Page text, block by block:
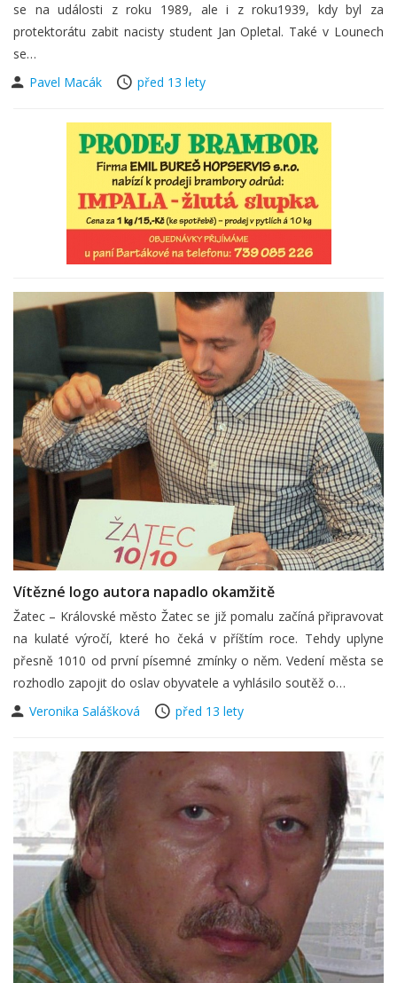
se na události z roku 1989, ale i z roku1939, kdy byl za
protektorátu zabit nacisty student Jan Opletal. Také v Lounech
se…
Pavel Macák
před 13 lety
Vítězné logo autora napadlo okamžitě
Žatec – Královské město Žatec se již pomalu začíná připravovat
na kulaté výročí, které ho čeká v příštím roce. Tehdy uplyne
přesně 1010 od první písemné zmínky o něm. Vedení města se
rozhodlo zapojit do oslav obyvatele a vyhlásilo soutěž o…
Veronika Salášková
před 13 lety